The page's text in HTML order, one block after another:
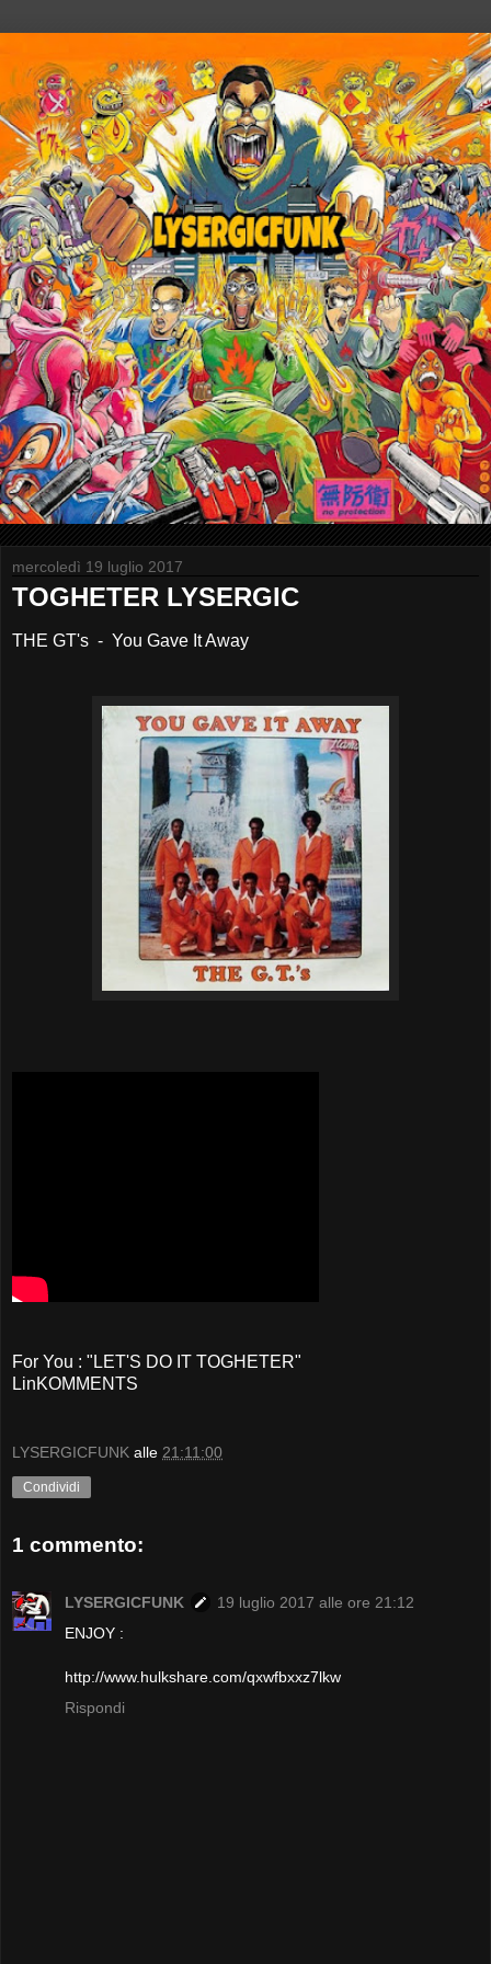
mercoledì 19 luglio 2017
TOGHETER LYSERGIC
THE GT's - You Gave It Away
For You : "LET'S DO IT TOGHETER"
LinKOMMENTS
LYSERGICFUNK alle 21:11:00
Condividi
1 commento:
LYSERGICFUNK
19 luglio 2017 alle ore 21:12
ENJOY :
http://www.hulkshare.com/qxwfbxxz7lkw
Rispondi